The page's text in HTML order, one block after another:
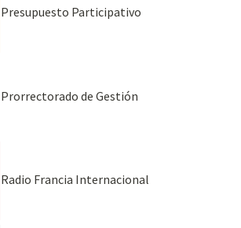
Presupuesto Participativo
Prorrectorado de Gestión
Radio Francia Internacional